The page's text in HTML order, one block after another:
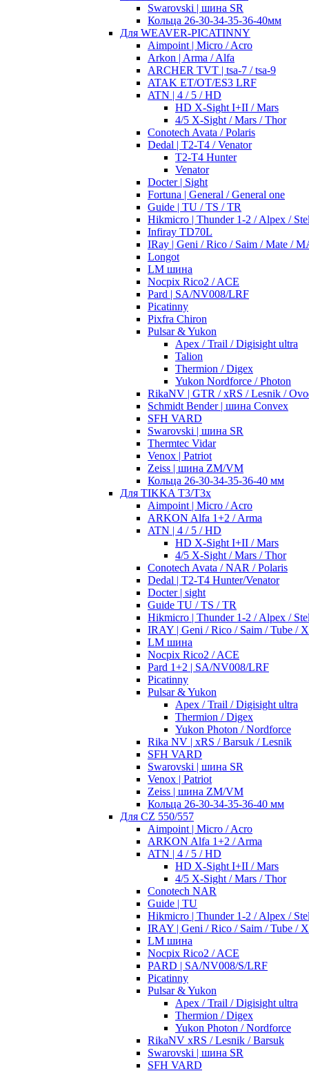
Swarovski | шина SR
Кольца 26-30-34-35-36-40мм
Для WEAVER-PICATINNY
Aimpoint | Micro / Acro
Arkon | Arma / Alfa
ARCHER TVT | tsa-7 / tsa-9
ATAK ET/OT/ES3 LRF
ATN | 4 / 5 / HD
HD X-Sight I+II / Mars
4/5 X-Sight / Mars / Thor
Conotech Avata / Polaris
Dedal | T2-T4 / Venator
T2-T4 Hunter
Venator
Docter | Sight
Fortuna | General / General one
Guide | TU / TS / TR
Hikmicro | Thunder 1-2 / Alpex /
Infiray TD70L
IRay | Geni / Rico / Saim / Mate /
Longot
LM шина
Nocpix Rico2 / ACE
Pard | SA/NV008/LRF
Picatinny
Pixfra Chiron
Pulsar & Yukon
Apex / Trail / Digisight ultra
Talion
Thermion / Digex
Yukon Nordforce / Photon
RikaNV | GTR / xRS / Lesnik /
Schmidt Bender | шина Convex
SFH VARD
Swarovski | шина SR
Thermtec Vidar
Venox | Patriot
Zeiss | шина ZM/VM
Кольца 26-30-34-35-36-40 мм
Для TIKKA T3/T3x
Aimpoint | Micro / Acro
ARKON Alfa 1+2 / Arma
ATN | 4 / 5 / HD
HD X-Sight I+II / Mars
4/5 X-Sight / Mars / Thor
Conotech Avata / NAR / Polaris
Dedal | T2-T4 Hunter/Venator
Docter | sight
Guide TU / TS / TR
Hikmicro | Thunder 1-2 / Alpex /
IRAY | Geni / Rico / Saim / Tube /
LM шина
Nocpix Rico2 / ACE
Pard 1+2 | SA/NV008/LRF
Picatinny
Pulsar & Yukon
Apex / Trail / Digisight ultra
Thermion / Digex
Yukon Photon / Nordforce
Rika NV | xRS / Barsuk / Lesnik
SFH VARD
Swarovski | шина SR
Venox | Patriot
Zeiss | шина ZM/VM
Кольца 26-30-34-35-36-40 мм
Для CZ 550/557
Aimpoint | Micro / Acro
ARKON Alfa 1+2 / Arma
ATN | 4 / 5 / HD
HD X-Sight I+II / Mars
4/5 X-Sight / Mars / Thor
Conotech NAR
Guide | TU
Hikmicro | Thunder 1-2 / Alpex /
IRAY | Geni / Rico / Saim / Tube /
LM шина
Nocpix Rico2 / ACE
PARD | SA/NV008/S/LRF
Picatinny
Pulsar & Yukon
Apex / Trail / Digisight ultra
Thermion / Digex
Yukon Photon / Nordforce
RikaNV xRS / Lesnik / Barsuk
Swarovski | шина SR
SFH VARD